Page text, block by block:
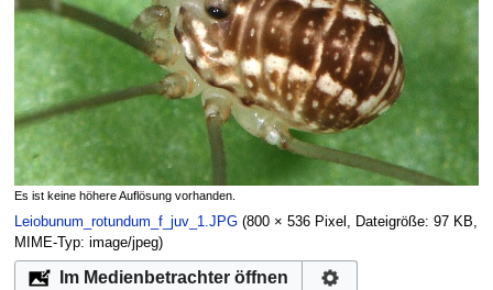
Es ist keine höhere Auflösung vorhanden.
Leiobunum_rotundum_f_juv_1.JPG‎ (800 × 536 Pixel, Dateigröße: 97 KB,
MIME-Typ: image/jpeg)
Im Medienbetrachter öffnen